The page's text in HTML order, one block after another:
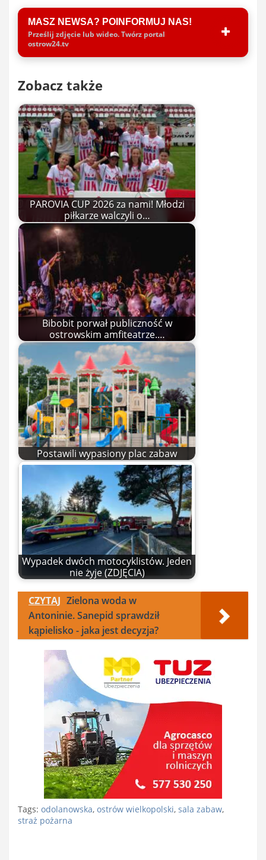
MASZ NEWSA? POINFORMUJ NAS!
Prześlij zdjęcie lub wideo. Twórz portal
ostrow24.tv
Zobacz także
PAROVIA CUP 2026 za nami! Młodzi
piłkarze walczyli o…
Bibobit porwał publiczność w
ostrowskim amfiteatrze.…
Postawili wypasiony plac zabaw
Wypadek dwóch motocyklistów. Jeden
nie żyje (ZDJĘCIA)
CZYTAJ Zielona woda w
Antoninie. Sanepid sprawdził
kąpielisko - jaka jest decyzja?
Tags: odolanowska, ostrów wielkopolski, sala zabaw,
straż pożarna